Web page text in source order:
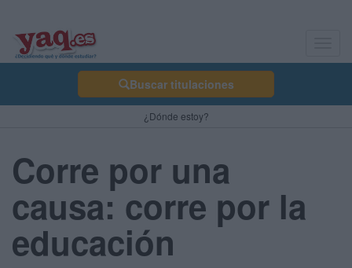
Buscar titulaciones
¿Dónde estoy?
Corre por una
causa: corre por la
educación